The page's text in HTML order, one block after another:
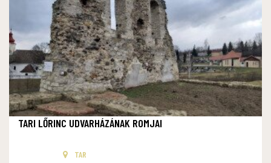
TARI LŐRINC UDVARHÁZÁNAK ROMJAI
TAR